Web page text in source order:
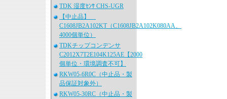
TDK 湿度ｾﾝｻ CHS-UGR
【中止品】
C1608JB2A102KT（C1608JB2A102K080AA、
4000個単位）
TDKチップコンデンサ
C2012X7T2E104K125AE【2000
個単位・環境調査不可】
RKW05-6R0C（中止品・製
品保証対象外）
RKW05-30RC（中止品・製